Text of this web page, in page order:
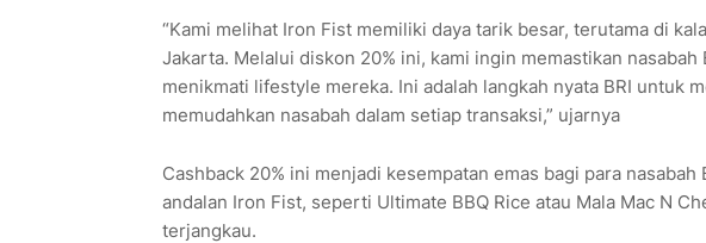
“Kami melihat Iron Fist memiliki daya tarik besar, terutama di
Jakarta. Melalui diskon 20% ini, kami ingin memastikan
menikmati lifestyle mereka. Ini adalah langkah nyata BRI untuk
memudahkan nasabah dalam setiap transaksi,” ujarnya
Cashback 20% ini menjadi kesempatan emas bagi para
andalan Iron Fist, seperti Ultimate BBQ Rice atau Mala Mac N
terjangkau.